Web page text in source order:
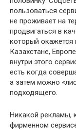
пользоваться
не проживает на
продвигаться в
который окажется
Казахстане,
внутри этого
есть когда
а затем можно
подходящего.
Никакой рекламы,
фирменном